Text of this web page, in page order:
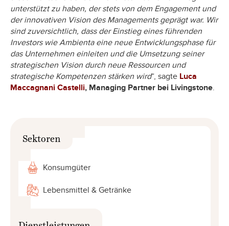
unterstützt zu haben, der stets von dem Engagement und
der innovativen Vision des Managements geprägt war. Wir
sind zuversichtlich, dass der Einstieg eines führenden
Investors wie Ambienta eine neue Entwicklungsphase für
das Unternehmen einleiten und die Umsetzung seiner
strategischen Vision durch neue Ressourcen und
strategische Kompetenzen stärken wird“, sagte Luca
Maccagnani Castelli, Managing Partner bei Livingstone.
Sektoren
Konsumgüter
Lebensmittel & Getränke
Dienstleistungen